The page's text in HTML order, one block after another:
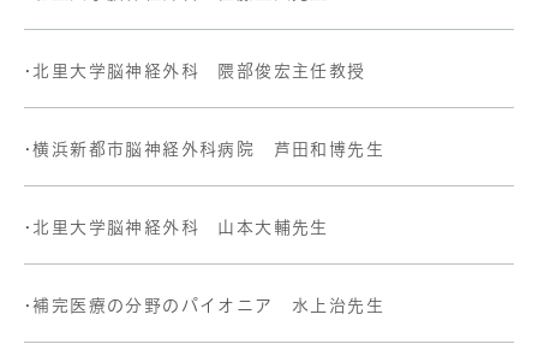
•北里大学脳神経外科 隈部俊宏主任教授
•横浜新都市脳神経外科病院 芦田和博先生
•北里大学脳神経外科 山本大輔先生
•補完医療の分野のパイオニア 水上治先生